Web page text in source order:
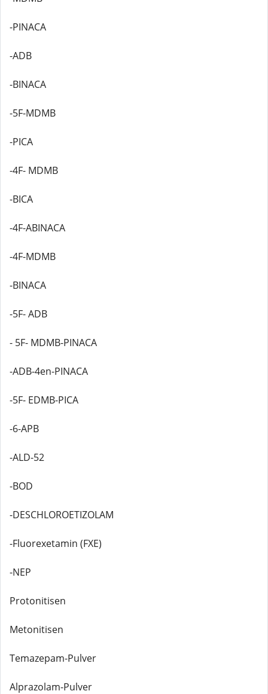
-PINACA
-ADB
-BINACA
-5F-MDMB
-PICA
-4F- MDMB
-BICA
-4F-ABINACA
-4F-MDMB
-BINACA
-5F- ADB
- 5F- MDMB-PINACA
-ADB-4en-PINACA
-5F- EDMB-PICA
-6-APB
-ALD-52
-BOD
-DESCHLOROETIZOLAM
-Fluorexetamin (FXE)
-NEP
Protonitisen
Metonitisen
Temazepam-Pulver
Alprazolam-Pulver